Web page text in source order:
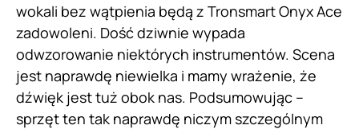
wokali bez wątpienia będą z Tronsmart Onyx Ace
zadowoleni. Dość dziwnie wypada
odwzorowanie niektórych instrumentów. Scena
jest naprawdę niewielka i mamy wrażenie, że
dźwięk jest tuż obok nas. Podsumowując –
sprzęt ten tak naprawdę niczym szczególnym